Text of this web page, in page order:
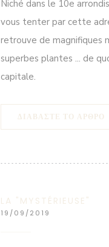
Niché dans le 10e
vous tenter par cette
retrouve de magnifiques
superbes plantes ... de
capitale.
ΔΙΑΒΆΣΤΕ ΤΟ ΆΡΘΡΟ
LA "MYSTÉRIEUSE"
19/09/2019